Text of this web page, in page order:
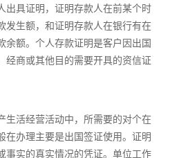
出具证明，证明存款人在前某个时
发生额，和证明存款人在银行有在
余额。个人存款证明是客户因出国
经商或其他目的需要开具的资信证
生活经营活动中，所需要的对个在
在办理主要是出国签证使用。证明
事实的真实情况的凭证。单位工作